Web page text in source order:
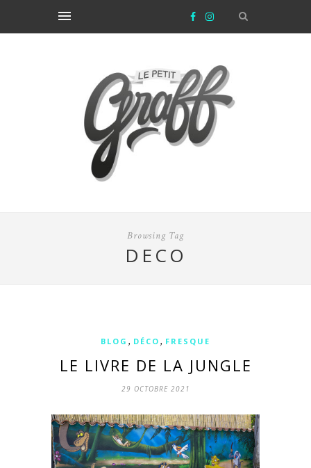
Browsing Tag
DECO
BLOG , DÉCO , FRESQUE
LE LIVRE DE LA JUNGLE
29 OCTOBRE 2021